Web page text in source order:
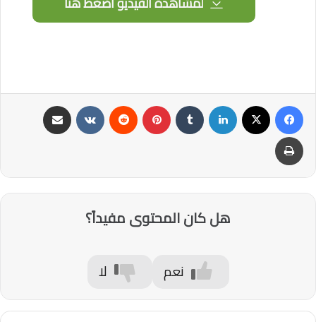
هل كان المحتوى مفيداً؟
نعم لا